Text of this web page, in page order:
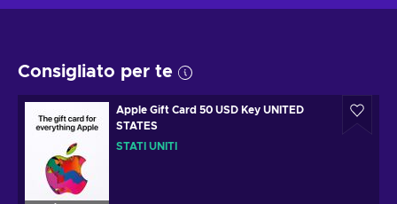
Consigliato per te
Apple Gift Card 50 USD Key UNITED
STATES
STATI UNITI